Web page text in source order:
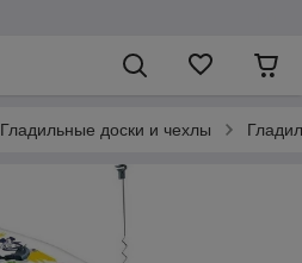
Гладильные доски и чехлы